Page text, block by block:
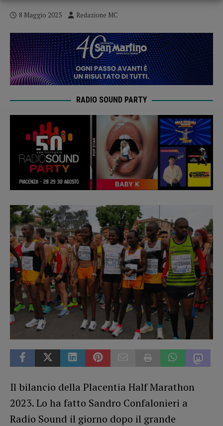
8 Maggio 2023 Redazione MC
RADIO SOUND PARTY
Il bilancio della Placentia Half Marathon
2023. Lo ha fatto Sandro Confalonieri a
Radio Sound il giorno dopo il grande